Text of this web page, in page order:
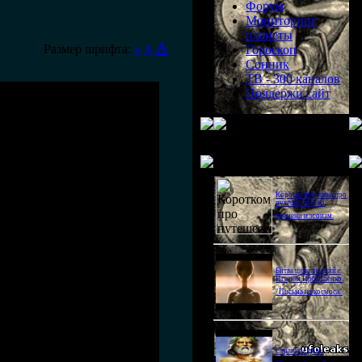
Размер шрифта: A A A
Форум
Мониторинг
планеты
Гороскоп
Сонник
ТВ - 300 каналов
Поддержи сайт
Короткометражка про
путешествия во
времени и эгоизм.
Битва цивилизаций с
Игорем Прокопенко.
"Письма из космоса"
Странное дело.